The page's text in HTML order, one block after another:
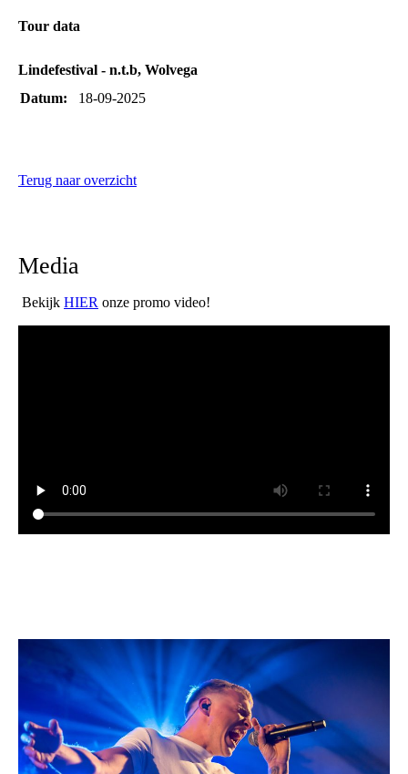
Tour data
Lindefestival - n.t.b, Wolvega
Datum:
18-09-2025
Terug naar overzicht
Media
Bekijk HIER onze promo video!